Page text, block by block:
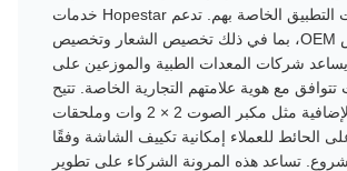
لمتطلبات التطبيق الخاصة بهم. تدعم Hopestar خدمات
تخصيص OEM، بما في ذلك تخصيص الشعار وتخصيص
يساعد شركات المعدات الطبية والموزعين على
تتوافق مع هوية علامتهم التجارية الخاصة. تتيح
الخيارات الإضافية مثل مكبر الصوت 2 × 2 وات وملحقات
الحائط للعملاء إمكانية تكييف الشاشة وفقًا
تساعد هذه المرونة الشركاء على تطوير